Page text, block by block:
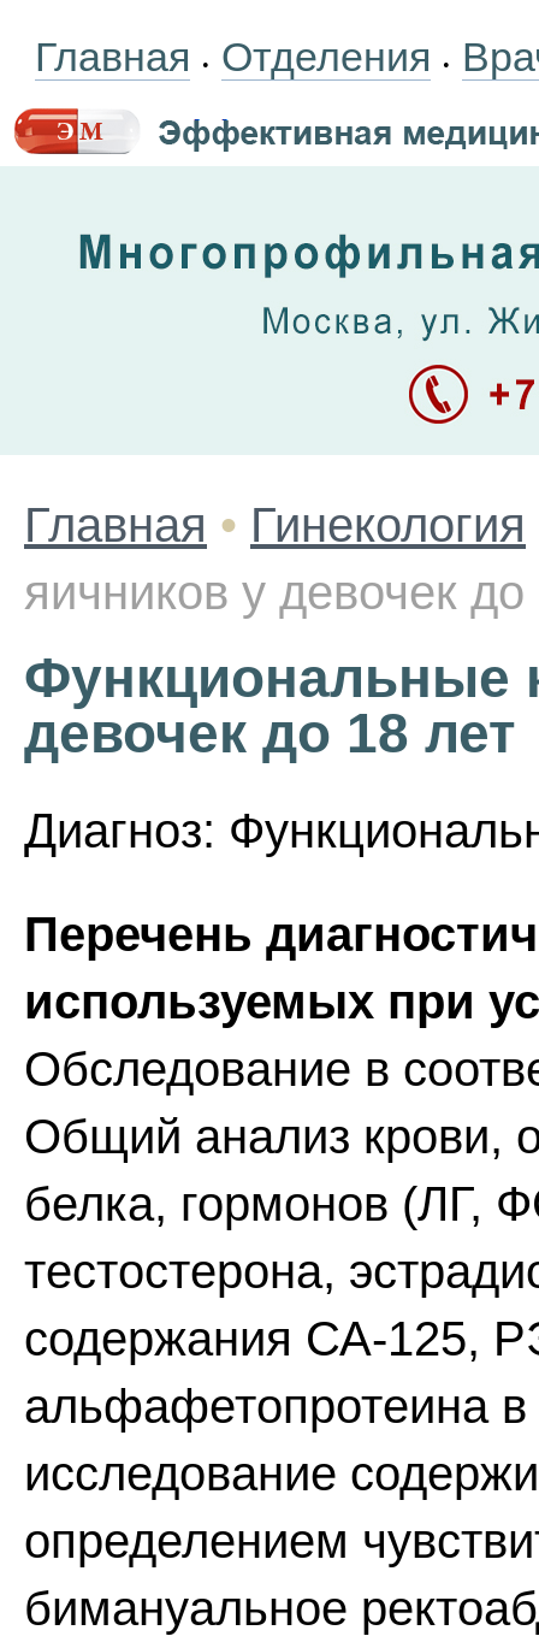
Главная • Отделения •
Главная • Гинекология
яичников у девочек до
Функциональные
девочек до 18 лет
Диагноз:
Перечень
используемых при
Обследование в
Общий анализ крови,
белка, гормонов (ЛГ,
тестостерона,
содержания СА-125,
альфафетопротеина в
исследование
определением
бимануальное